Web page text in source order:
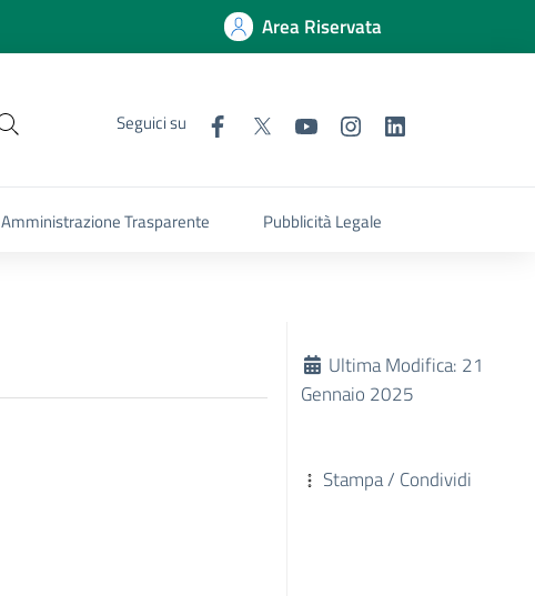
Area Riservata
Seguici su
Amministrazione Trasparente Pubblicità Legale
Ultima Modifica: 21
Gennaio 2025
Stampa / Condividi